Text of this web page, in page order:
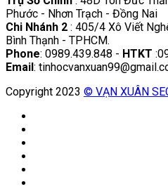
Phước - Nhơn Trạch - Đồng Nai
Chi Nhánh 2 : 405/4 Xô Viết
Bình Thạnh - TPHCM.
Phone: 0989.439.848 - HTKT
Email:
Copyright 2023 © VẠN XUÂN